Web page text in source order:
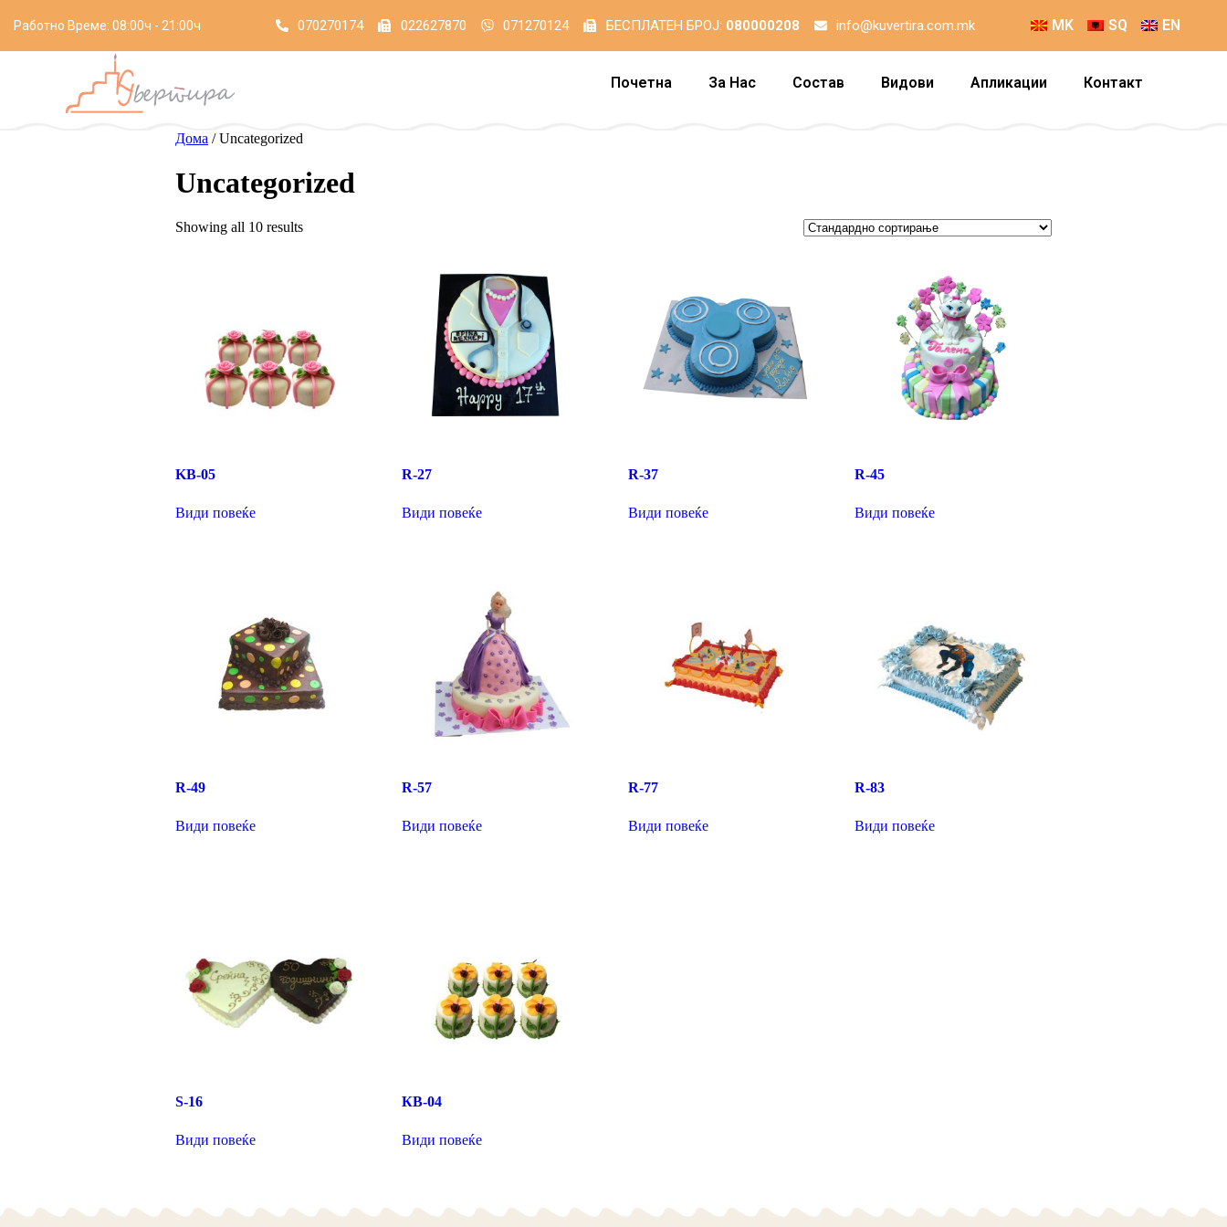
Работно Време: 08:00ч - 21:00ч 070270174 022627870 071270124 БЕСПЛАТЕН БРОЈ: 080000208 info@kuvertira.com.mk MK SQ EN
Почетна За Нас Состав Видови Апликации Контакт
Дома / Uncategorized
Uncategorized
Showing all 10 results
KB-05
Види повеќе
R-27
Види повеќе
R-37
Види повеќе
R-45
Види повеќе
R-49
Види повеќе
R-57
Види повеќе
R-77
Види повеќе
R-83
Види повеќе
S-16
Види повеќе
КВ-04
Види повеќе